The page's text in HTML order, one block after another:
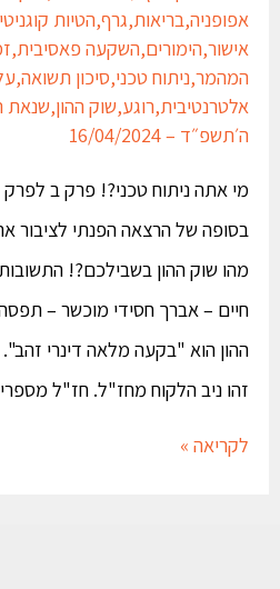
אפופניה,בריאות,גרף,הטיות
אישור,הימורים,השקעה פאסיבית,
המהמר,ניתוח טכני,סיכון תשואה,
אלטרנטיבית,רוגע,שוק ההון,שנאת
ה׳תשפ״ד – 16/04/2024
מי אתה ניתוח טכני?! פרק ב לפרק
בסופה של הרצאה הפנתי לציבור
מהו שוק ההון בשבילכם?!
חיים – אברך חסידי מוכשר – תפסה
ההון הוא "בקעה מלאה דינרי
זהו ניב הלקוח מחז"ל. חז"ל
לקריאה »